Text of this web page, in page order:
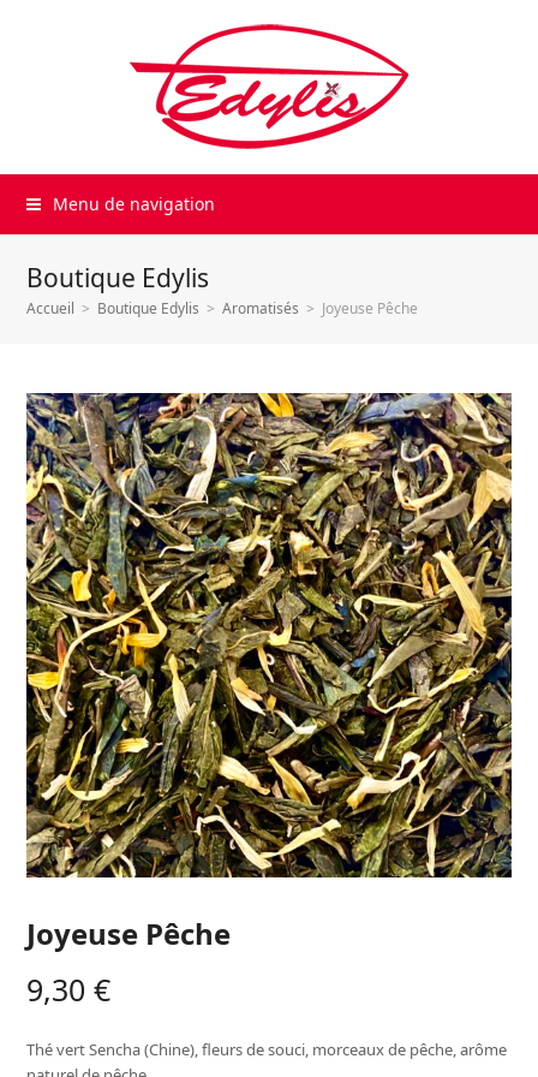
Menu de navigation
Boutique Edylis
Accueil > Boutique Edylis > Aromatisés > Joyeuse Pêche
Joyeuse Pêche
9,30€
Thé vert Sencha (Chine), fleurs de souci, morceaux de pêche, arôme